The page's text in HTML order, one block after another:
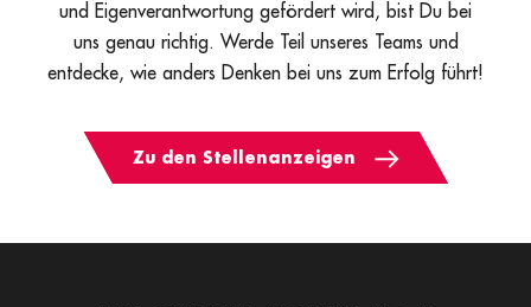
und Eigenverantwortung gefördert wird, bist Du bei
uns genau richtig. Werde Teil unseres Teams und
entdecke, wie anders Denken bei uns zum Erfolg führt!
Zu den Stellenanzeigen